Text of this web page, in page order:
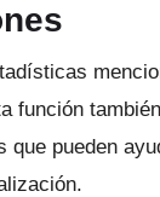
función
que pueden